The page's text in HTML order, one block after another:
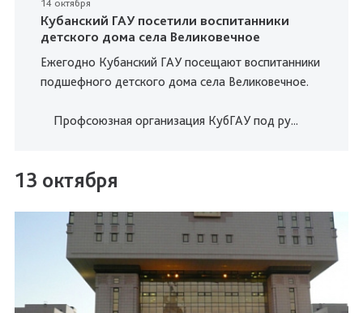
14 октября
Кубанский ГАУ посетили воспитанники
детского дома села Великовечное
Ежегодно Кубанский ГАУ посещают воспитанники
подшефного детского дома села Великовечное.
Профсоюзная организация КубГАУ под ру...
13 октября